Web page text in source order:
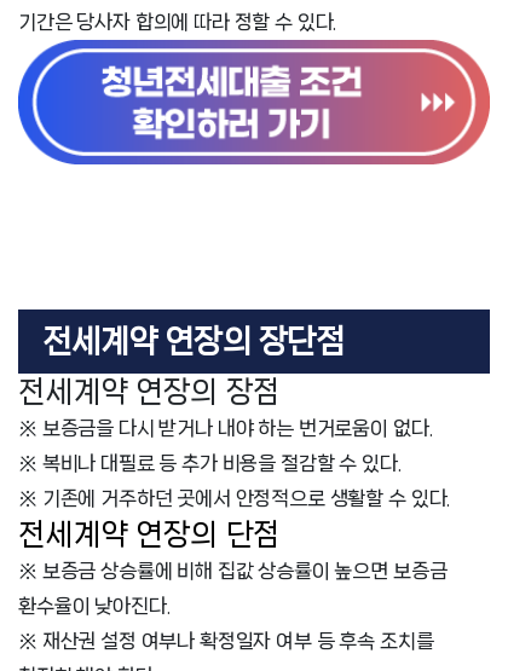
기간은 당사자 합의에 따라 정할 수 있다.
전세계약 연장의 장단점
전세계약 연장의 장점
※ 보증금을 다시 받거나 내야 하는 번거로움이 없다.
※ 복비나 대필료 등 추가 비용을 절감할 수 있다.
※ 기존에 거주하던 곳에서 안정적으로 생활할 수 있다.
전세계약 연장의 단점
※ 보증금 상승률에 비해 집값 상승률이 높으면 보증금
환수율이 낮아진다.
※ 재산권 설정 여부나 확정일자 여부 등 후속 조치를